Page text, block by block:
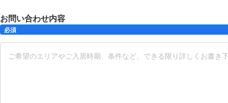
お問い合わせ内容
必須